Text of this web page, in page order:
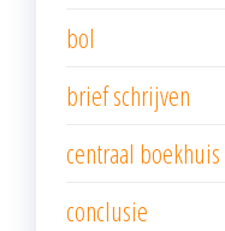
bol
brief schrijven
centraal boekhuis
conclusie